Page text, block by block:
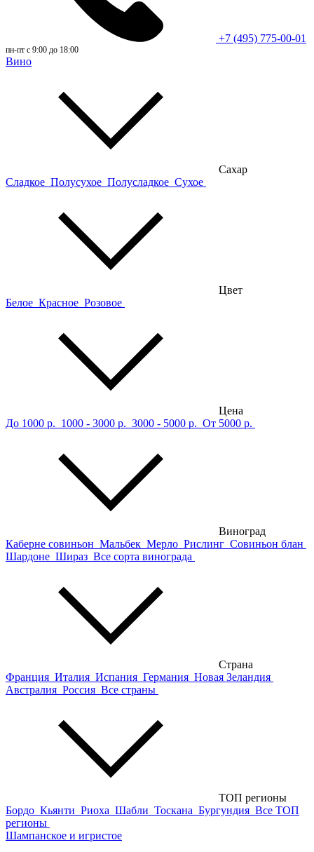
+7 (495) 775-00-01
пн-пт с 9:00 до 18:00
Вино
Сахар
Сладкое Полусухое Полусладкое Сухое
Цвет
Белое Красное Розовое
Цена
До 1000 р. 1000 - 3000 р. 3000 - 5000 р. От 5000 р.
Виноград
Каберне совиньон Мальбек Мерло Рислинг Совиньон блан
Шардоне Шираз Все сорта винограда
Страна
Франция Италия Испания Германия Новая Зеландия
Австралия Россия Все страны
ТОП регионы
Бордо Кьянти Риоха Шабли Тоскана Бургундия Все ТОП
регионы
Шампанское и игристое